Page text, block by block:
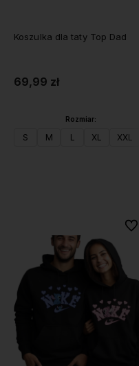
Koszulka dla taty Top Dad
69,99 zł
Rozmiar:
S M L XL XXL
Do